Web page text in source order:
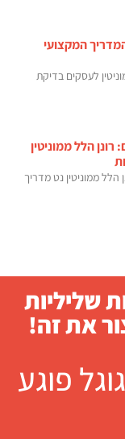
המקצועי
לעסקים בדיקת
רונן הלל ממוניטין
הלל ממוניטין נט מדריך
שליליות
את זה!
פוגע